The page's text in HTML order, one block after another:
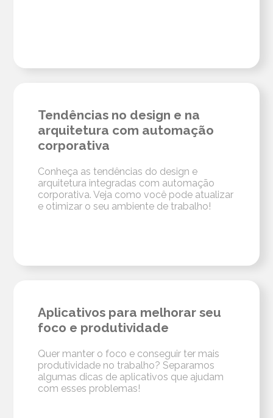
Tendências no design e na
arquitetura com automação
corporativa
Conheça as tendências do design e
arquitetura integradas com automação
corporativa. Veja como você pode atualizar
e otimizar o seu ambiente de trabalho!
Aplicativos para melhorar seu
foco e produtividade
Quer manter o foco e conseguir ter mais
produtividade no trabalho? Separamos
algumas dicas de aplicativos que ajudam
com esses problemas!